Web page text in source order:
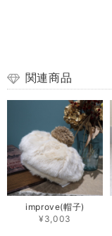
関連商品
improve(帽子)
¥3,003